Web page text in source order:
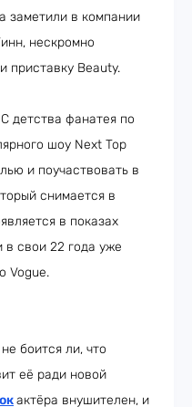
заметили в компании
нескромно
приставку Beauty.
детства фанатея по
шоу Next Top
и поучаствовать в
снимается в
в показах
свои 22 года уже
Vogue.
боится ли, что
её ради новой
актёра внушителен, и